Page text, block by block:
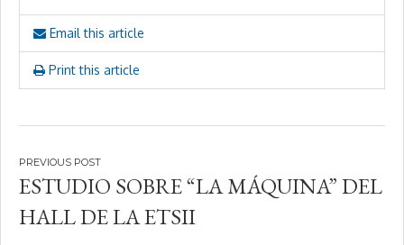
Email this article
Print this article
Navegación
de
entradas
ESTUDIO SOBRE “LA MÁQUINA” DEL
HALL DE LA ETSII